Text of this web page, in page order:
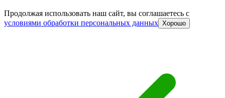
Продолжая использовать наш сайт, вы соглашаетесь c
условиями обработки персональных данных Хорошо